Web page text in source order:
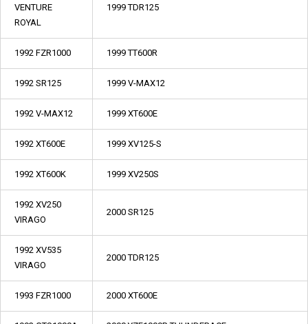
VENTURE
ROYAL
1999 TDR125
1992 FZR1000 1999 TT600R
1992 SR125 1999 V-MAX12
1992 V-MAX12 1999 XT600E
1992 XT600E 1999 XV125-S
1992 XT600K 1999 XV250S
1992 XV250
VIRAGO
2000 SR125
1992 XV535
VIRAGO
2000 TDR125
1993 FZR1000 2000 XT600E